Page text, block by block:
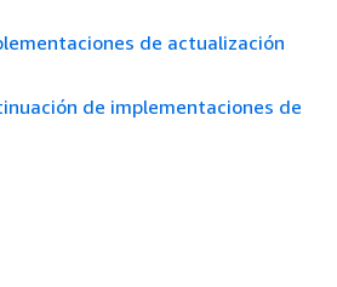
de actualización
de implementaciones de